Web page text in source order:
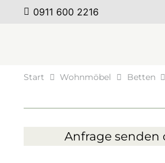
0911 600 2216
Start Wohnmöbel Betten
Anfrage senden